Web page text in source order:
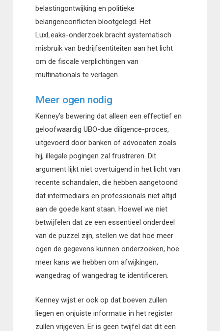
belastingontwijking en politieke
belangenconflicten blootgelegd. Het
LuxLeaks-onderzoek bracht systematisch
misbruik van bedrijfsentiteiten aan het licht
om de fiscale verplichtingen van
multinationals te verlagen.
Meer ogen nodig
Kenney’s bewering dat alleen een effectief en
geloofwaardig UBO-due diligence-proces,
uitgevoerd door banken of advocaten zoals
hij, illegale pogingen zal frustreren. Dit
argument lijkt niet overtuigend in het licht van
recente schandalen, die hebben aangetoond
dat intermediairs en professionals niet altijd
aan de goede kant staan. Hoewel we niet
betwijfelen dat ze een essentieel onderdeel
van de puzzel zijn, stellen we dat hoe meer
ogen de gegevens kunnen onderzoeken, hoe
meer kans we hebben om afwijkingen,
wangedrag of wangedrag te identificeren.
Kenney wijst er ook op dat boeven zullen
liegen en onjuiste informatie in het register
zullen vrijgeven. Er is geen twijfel dat dit een